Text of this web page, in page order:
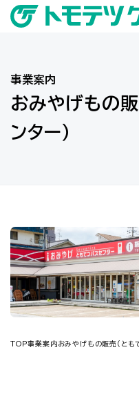
事業案内
おみやげもの
ンター）
TOP事業案内 おみやげもの販売（とも